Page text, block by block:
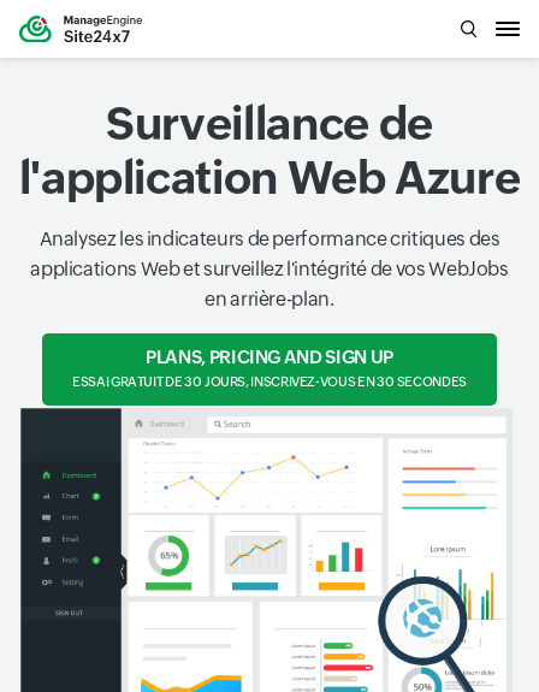
Surveillance de
l'application Web Azure
Analysez les indicateurs de performance critiques des
applications Web et surveillez l'intégrité de vos WebJobs
en arrière-plan.
PLANS, PRICING AND SIGN UP
ESSAI GRATUIT DE 30 JOURS, INSCRIVEZ-VOUS EN 30 SECONDES